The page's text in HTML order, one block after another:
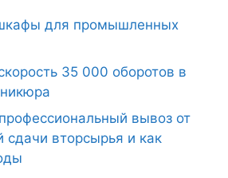
для промышленных
35 000 оборотов в
вывоз от
сдачи вторсырья и как